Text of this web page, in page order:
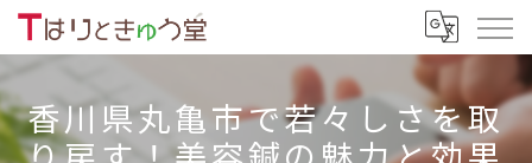
香川県丸亀市で若々しさを取